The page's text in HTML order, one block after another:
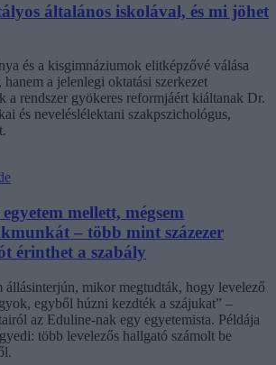
általános iskolával, és mi jöhet
és a kisgimnáziumok elitképzővé válása
a jelenlegi oktatási szerkezet
a rendszer gyökeres reformjáért kiáltanak Dr.
és neveléslélektani szakpszichológus,
mellett, mégsem
– több mint százezer
érinthet a szabály
állásinterjún, mikor megtudták, hogy levelező
egyből húzni kezdték a szájukat” –
az Eduline-nak egy egyetemista. Példája
több levelezős hallgató számolt be